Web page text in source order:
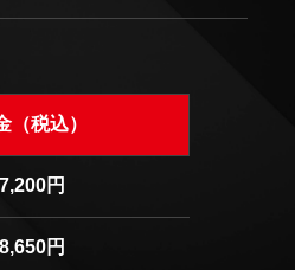
（税込）
7,200円
8,650円